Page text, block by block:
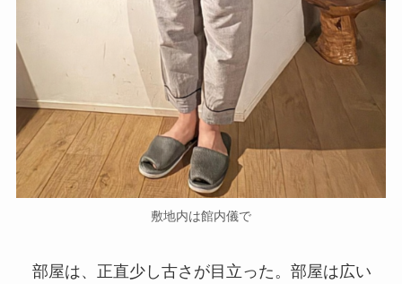
敷地内は館内儀で
部屋は、正直少し古さが目立った。部屋は広い